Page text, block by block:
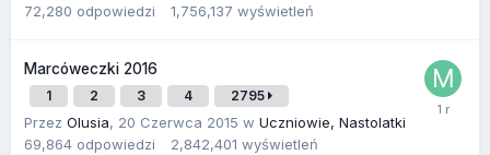
72,280 odpowiedzi 1,756,137 wyświetleń
Marcóweczki 2016
1 2 3 4 2795
Przez Olusia, 20 Czerwca 2015 w Uczniowie, Nastolatki
69,864 odpowiedzi 2,842,401 wyświetleń